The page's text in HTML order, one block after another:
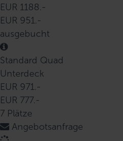
EUR 1188.-
EUR 951.-
ausgebucht
Standard Quad
Unterdeck
EUR 971.-
EUR 777.-
7 Plätze
Angebotsanfrage